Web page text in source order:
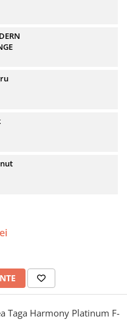
Taga Harmony Platinum F-